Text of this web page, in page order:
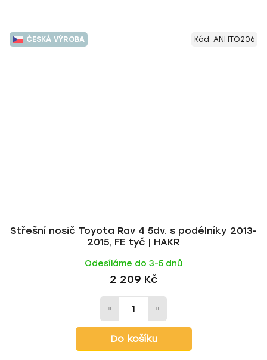
ČESKÁ VÝROBA
Střešní nosič Toyota Rav 4 5dv. s podélníky 2013-
2015, FE tyč | HAKR
Odesíláme do 3-5 dnů
2 209 Kč
Do košíku
Kód: ANHTO206